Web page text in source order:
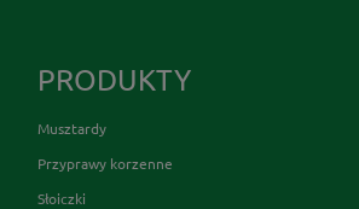
PRODUKTY
Musztardy
Przyprawy korzenne
Słoiczki